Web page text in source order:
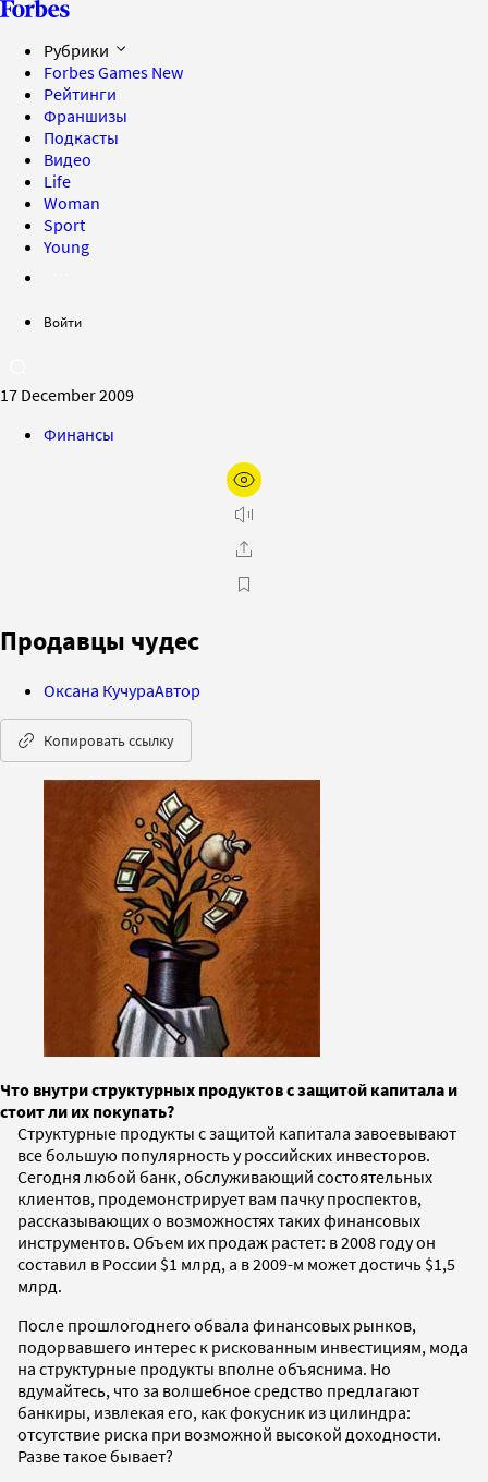
Рубрики
Forbes Games New
Рейтинги
Франшизы
Подкасты
Видео
Life
Woman
Sport
Young
Войти
17 December 2009
Финансы
Продавцы чудес
Оксана КучураАвтор
Копировать ссылку
Что внутри структурных продуктов с защитой капитала и
стоит ли их покупать?
Структурные продукты с защитой капитала завоевывают
все большую популярность у российских инвесторов.
Сегодня любой банк, обслуживающий состоятельных
клиентов, продемонстрирует вам пачку проспектов,
рассказывающих о возможностях таких финансовых
инструментов. Объем их продаж растет: в 2008 году он
составил в России $1 млрд, а в 2009-м может достичь $1,5
млрд.
После прошлогоднего обвала финансовых рынков,
подорвавшего интерес к рискованным инвестициям, мода
на структурные продукты вполне объяснима. Но
вдумайтесь, что за волшебное средство предлагают
банкиры, извлекая его, как фокусник из цилиндра:
отсутствие риска при возможной высокой доходности.
Разве такое бывает?